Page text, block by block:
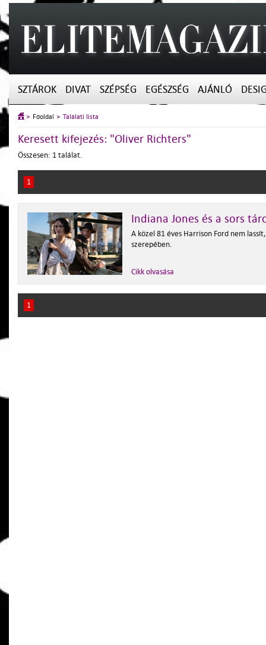
SZTÁROK DIVAT SZÉPSÉG EGÉSZSÉG AJÁNLÓ
Főoldal Találati lista
Keresett kifejezés: "Oliver Richters"
Összesen: 1 találat.
1
Indiana Jones és a sors
A közel 81 éves Harrison Ford nem
szerepében.
Cikk olvasása
1